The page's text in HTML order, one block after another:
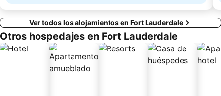
Ver todos los alojamientos en Fort Lauderdale
Otros hospedajes en Fort Lauderdale